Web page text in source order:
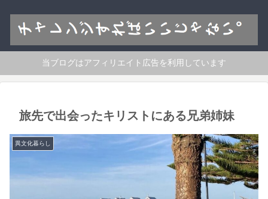
当ブログはアフィリエイト広告を利用しています
旅先で出会ったキリストにある兄弟姉妹
異文化暮らし